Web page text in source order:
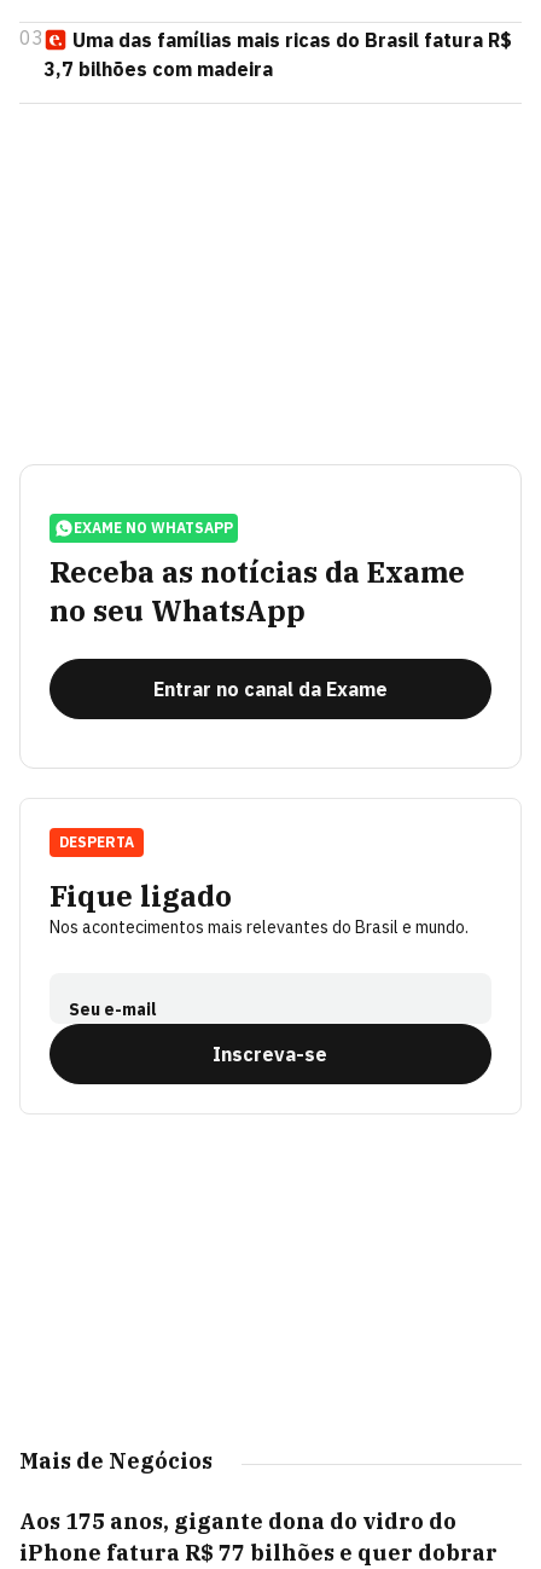
03
Uma das famílias mais ricas do Brasil fatura R$
3,7 bilhões com madeira
EXAME NO WHATSAPP
Receba as notícias da Exame
no seu WhatsApp
Entrar no canal da Exame
Fique ligado
Nos acontecimentos mais relevantes do Brasil e mundo.
Seu e-mail
Inscreva-se
DESPERTA
Mais de Negócios
Aos 175 anos, gigante dona do vidro do
iPhone fatura R$ 77 bilhões e quer dobrar